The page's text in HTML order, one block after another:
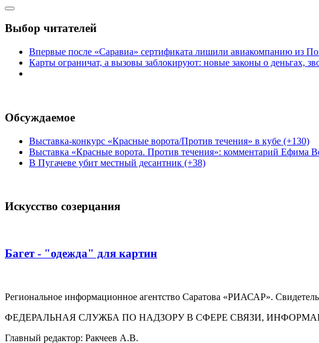
Выбор читателей
Впервые после «Саравиа» сертификата лишили авиакомпанию из
Карты ограничат, а вызовы заблокируют: новые законы о деньгах,
Обсуждаемое
Выставка-конкурс «Красные ворота/Против течения» в кубе (+130)
Выставка «Красные ворота. Против течения»: комментарий Ефима
В Пугачеве убит местный десантник (+38)
Искусство созерцания
Багет - "одежда" для картин
Региональное информационное агентство Саратова «РИАСАР».
ФЕДЕРАЛЬНАЯ СЛУЖБА ПО НАДЗОРУ В СФЕРЕ СВЯЗИ,
Главный редактор: Ракчеев А.В.